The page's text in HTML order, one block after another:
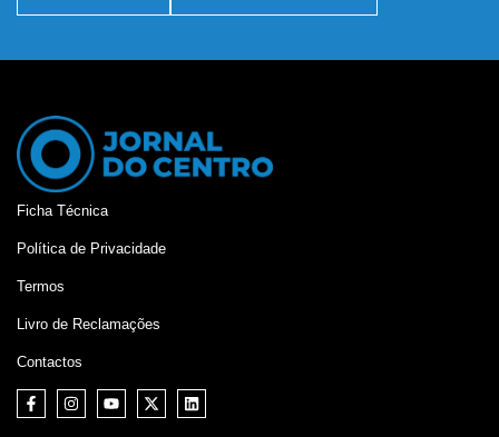
Ficha Técnica
Política de Privacidade
Termos
Livro de Reclamações
Contactos